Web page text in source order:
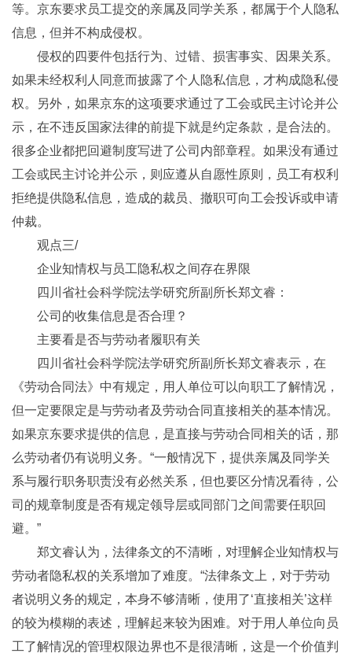
等。京东要求员工提交的亲属及同学关系，都属于个人隐私
信息，但并不构成侵权。
侵权的四要件包括行为、过错、损害事实、因果关系。
如果未经权利人同意而披露了个人隐私信息，才构成隐私侵
权。另外，如果京东的这项要求通过了工会或民主讨论并公
示，在不违反国家法律的前提下就是约定条款，是合法的。
很多企业都把回避制度写进了公司内部章程。如果没有通过
工会或民主讨论并公示，则应遵从自愿性原则，员工有权利
拒绝提供隐私信息，造成的裁员、撤职可向工会投诉或申请
仲裁。
观点三/
企业知情权与员工隐私权之间存在界限
四川省社会科学院法学研究所副所长郑文睿：
公司的收集信息是否合理？
主要看是否与劳动者履职有关
四川省社会科学院法学研究所副所长郑文睿表示，在
《劳动合同法》中有规定，用人单位可以向职工了解情况，
但一定要限定是与劳动者及劳动合同直接相关的基本情况。
如果京东要求提供的信息，是直接与劳动合同相关的话，那
么劳动者仍有说明义务。“一般情况下，提供亲属及同学关
系与履行职务职责没有必然关系，但也要区分情况看待，公
司的规章制度是否有规定领导层或同部门之间需要任职回
避。”
郑文睿认为，法律条文的不清晰，对理解企业知情权与
劳动者隐私权的关系增加了难度。“法律条文上，对于劳动
者说明义务的规定，本身不够清晰，使用了‘直接相关’这样
的较为模糊的表述，理解起来较为困难。对于用人单位向员
工了解情况的管理权限边界也不是很清晰，这是一个价值判